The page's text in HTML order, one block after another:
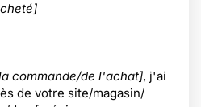
commande/de l'achat], j'ai
de votre site/magasin/